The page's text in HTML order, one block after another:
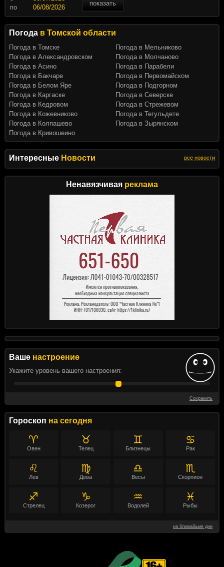
Интересные Новости все новости
Ненавязчивая реклама
Ваше настроение
Укажите уровень вашего настроения:
Сохранить
Гороскоп на сегодня
♈
Овен
♉
Телец
♊
Близнецы
♋
Рак
♌
Лев
♍
Дева
♎
Весы
♏
Скорпион
♐
Стрелец
♑
Козерог
♒
Водолей
♓
Рыбы
на ближайшие дни
показать
по
Погода в Томской области
Погода в Томске
Погода в Александровском
Погода в Асино
Погода в Бакчаре
Погода в Белом Яре
Погода в Каргаске
Погода в Кедровом
Погода в Кожевниково
Погода в Колпашево
Погода в Кривошеино
Погода в Мельниково
Погода в Молчаново
Погода в Парабели
Погода в Первомайском
Погода в Подгорном
Погода в Северске
Погода в Стрежевом
Погода в Тегульдете
Погода в Зырянском